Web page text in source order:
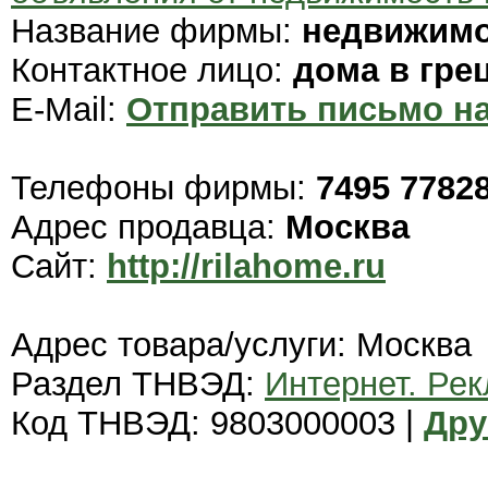
Название фирмы:
Контактное лицо: дома в
E-Mail: Отправить письмо
Телефоны фирмы: 7495
Адрес продавца: Москва
Сайт: http://rilahome.ru
Адрес товара/услуги: Москва
Раздел ТНВЭД: Интернет.
Код ТНВЭД: 9803000003 |